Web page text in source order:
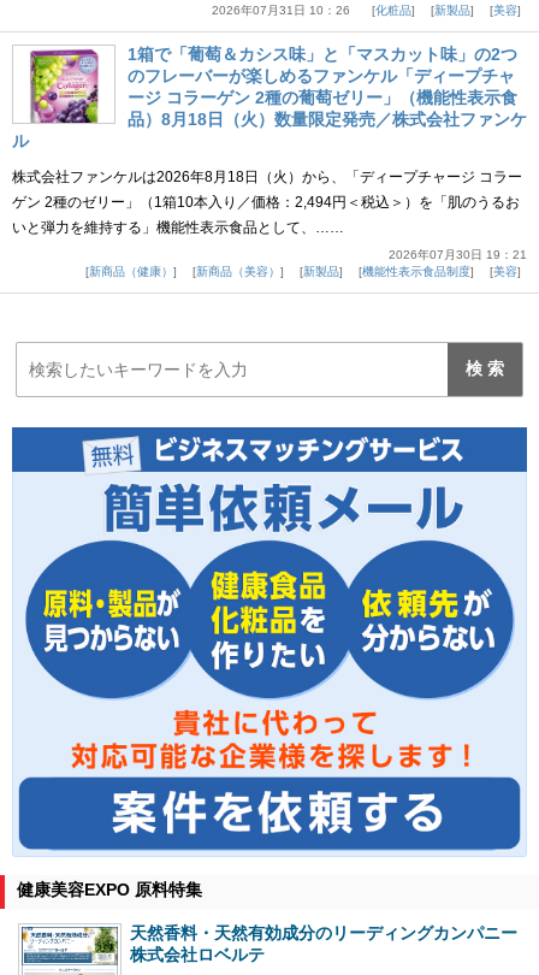
2026年07月31日 10：26 化粧品 新製品 美容
1箱で「葡萄＆カシス味」と「マスカット味」の2つ
のフレーバーが楽しめるファンケル「ディープチャ
ージ コラーゲン 2種の葡萄ゼリー」（機能性表示食
品）8月18日（火）数量限定発売／株式会社ファンケ
ル
株式会社ファンケルは2026年8月18日（火）から、「ディープチャージ コラー
ゲン 2種のゼリー」（1箱10本入り／価格：2,494円＜税込＞）を「肌のうるお
いと弾力を維持する」機能性表示食品として、……
2026年07月30日 19：21
新商品（健康）
新商品（美容） 新製品 機能性表示食品制度 美容
健康美容EXPO 原料特集
天然香料・天然有効成分のリーディングカンパニー
株式会社ロベルテ